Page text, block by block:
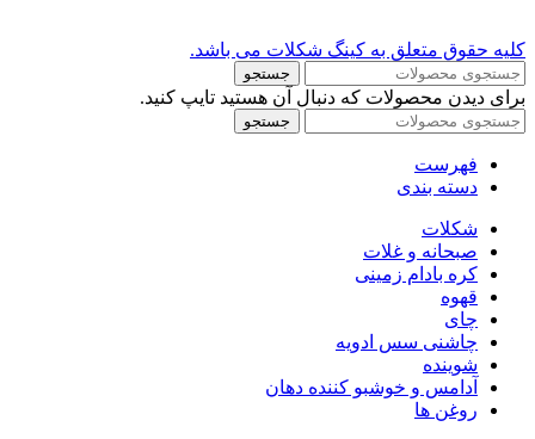
کلیه حقوق متعلق به کینگ شکلات می باشد.
جستجو
برای دیدن محصولات که دنبال آن هستید تایپ کنید.
جستجو
فهرست
دسته بندی
شکلات
صبحانه و غلات
کره بادام زمینی
قهوه
چای
چاشنی سس ادویه
شوینده
آدامس و خوشبو کننده دهان
روغن ها